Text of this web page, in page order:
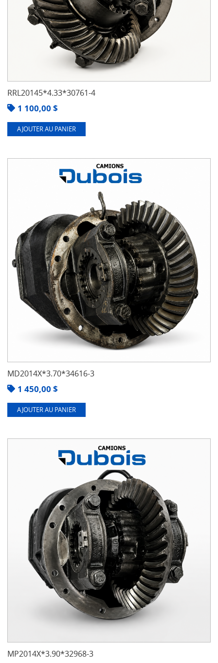
RRL20145*4.33*30761-4
1 100,00 $
AJOUTER AU PANIER
MD2014X*3.70*34616-3
1 450,00 $
AJOUTER AU PANIER
MP2014X*3.90*32968-3